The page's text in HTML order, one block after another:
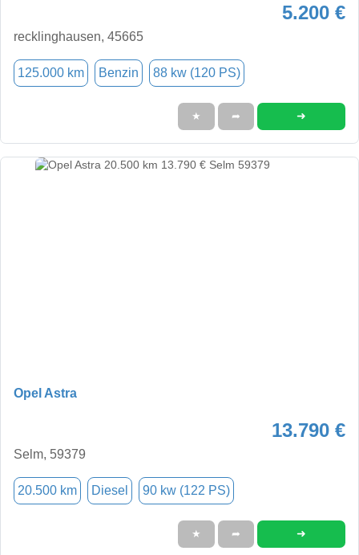
5.200 €
recklinghausen, 45665
125.000 km Benzin 88 kw (120 PS)
★ ➦ ➜
Opel Astra
13.790 €
Selm, 59379
20.500 km Diesel 90 kw (122 PS)
★ ➦ ➜